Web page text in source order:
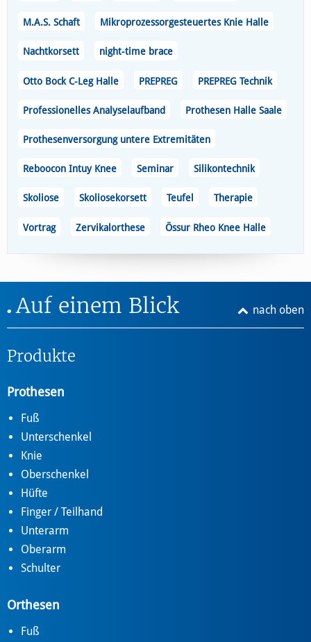
M.A.S. Schaft Mikroprozessorgesteuertes Knie Halle
Nachtkorsett night-time brace
Otto Bock C-Leg Halle PREPREG PREPREG Technik
Professionelles Analyselaufband Prothesen Halle Saale
Prothesenversorgung untere Extremitäten
Reboocon Intuy Knee Seminar Silikontechnik
Skoliose Skoliosekorsett Teufel Therapie
Vortrag Zervikalorthese Össur Rheo Knee Halle
nach oben
Auf einem Blick
Produkte
Prothesen
Fuß
Unterschenkel
Knie
Oberschenkel
Hüfte
Finger / Teilhand
Unterarm
Oberarm
Schulter
Orthesen
Fuß